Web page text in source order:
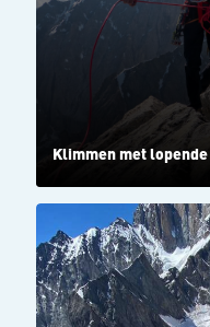
Klimmen met